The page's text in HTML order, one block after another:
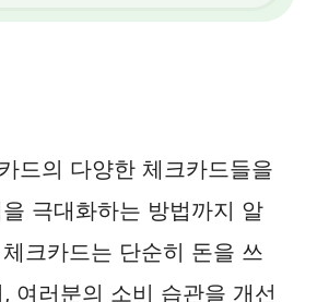
드의 다양한 체크카드들을
극대화하는 방법까지 알
크카드는 단순히 돈을 쓰
여러분의 소비 습관을 개선